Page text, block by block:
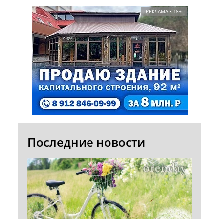
РЕКЛАМА • 18+
Последние новости